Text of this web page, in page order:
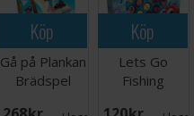
Köp
Gå på Plankan
Brädspel
Köp
Lets Go
Fishing